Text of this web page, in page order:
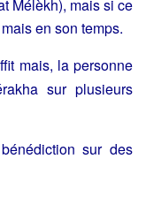
Mélèkh), mais si ce
en son temps.
mais, la personne
sur plusieurs
sur des